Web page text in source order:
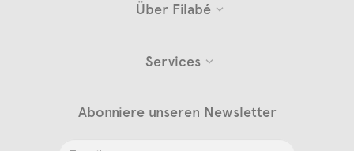
Services
Über Filabé
Abonniere unseren Newsletter